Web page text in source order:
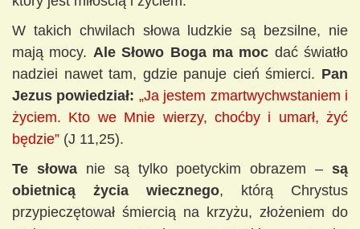
W takich chwilach słowa ludzkie są bezsilne, nie
mają mocy. Ale Słowo Boga ma moc dać światło
nadziei nawet tam, gdzie panuje cień śmierci. Pan
Jezus powiedział: „Ja jestem zmartwychwstaniem i
życiem. Kto we Mnie wierzy, choćby i umarł, żyć
będzie” (J 11,25).
Te słowanie są tylko poetyckim obrazem – są
obietnicą życia wiecznego, którą Chrystus
przypieczętował śmiercią na krzyżu, złożeniem do